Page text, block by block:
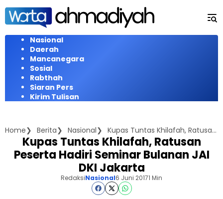
Langsung
konten
Nasional
Daerah
Mancanegara
Sosial
Rabthah
Siaran Pers
Kirim Tulisan
Home Berita Nasional Kupas Tuntas Khilafah, Ratusan Peserta Hadiri Seminar Bulanan JAI DKI Jakarta
Kupas Tuntas Khilafah, Ratusan
Peserta Hadiri Seminar Bulanan JAI
DKI Jakarta
RedaksiNasional6 Juni 20171 Min